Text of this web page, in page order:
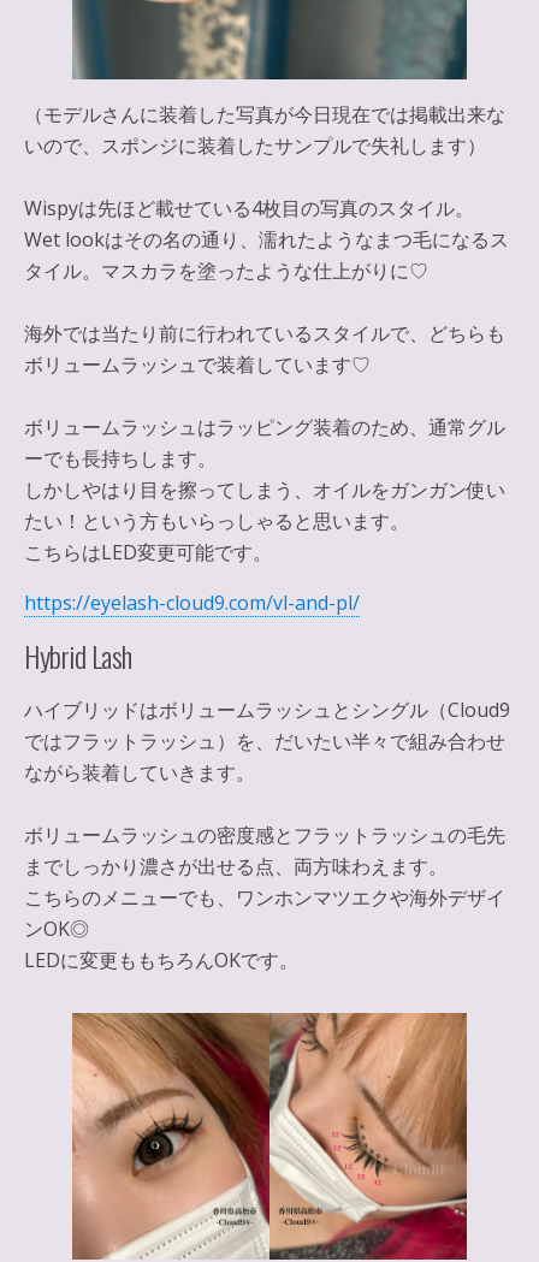
（モデルさんに装着した写真が今日現在では掲載出来な
いので、スポンジに装着したサンプルで失礼します）
Wispyは先ほど載せている4枚目の写真のスタイル。
Wet lookはその名の通り、濡れたようなまつ毛になるス
タイル。 マスカラを塗ったような仕上がりに♡
海外では当たり前に行われているスタイルで、どちらも
ボリュームラッシュで装着しています♡
ボリュームラッシュはラッピング装着のため、通常グル
ーでも長持ちします。
しかしやはり目を擦ってしまう、オイルをガンガン使い
たい！という方もいらっしゃると思います。
こちらはLED変更可能です。
https://eyelash-cloud9.com/vl-and-pl/
Hybrid Lash
ハイブリッドはボリュームラッシュとシングル（Cloud9
ではフラットラッシュ）を、だいたい半々で組み合わせ
ながら装着していきます。
ボリュームラッシュの密度感とフラットラッシュの毛先
までしっかり濃さが出せる点、両方味わえます。
こちらのメニューでも、ワンホンマツエクや海外デザイ
ンOK◎
LEDに変更ももちろんOKです。